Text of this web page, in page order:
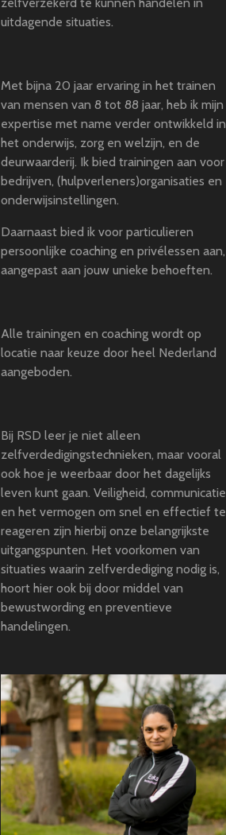
uitdagende situaties.
Met bijna 20 jaar ervaring in het trainen
van mensen van 8 tot 88 jaar, heb ik mijn
expertise met name verder ontwikkeld in
het onderwijs, zorg en welzijn, en de
deurwaarderij. Ik bied trainingen aan voor
bedrijven, (hulpverleners)organisaties en
onderwijsinstellingen.
Daarnaast bied ik voor particulieren
persoonlijke coaching en privélessen aan,
aangepast aan jouw unieke behoeften.
Alle trainingen en coaching wordt op
locatie naar keuze door heel Nederland
aangeboden.
Bij RSD leer je niet alleen
zelfverdedigingstechnieken, maar vooral
ook hoe je weerbaar door het dagelijks
leven kunt gaan. Veiligheid, communicatie
en het vermogen om snel en effectief te
reageren zijn hierbij onze belangrijkste
uitgangspunten. Het voorkomen van
situaties waarin zelfverdediging nodig is,
hoort hier ook bij door middel van
bewustwording en preventieve
handelingen.